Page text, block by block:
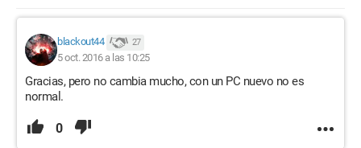
blackout44 27
5 oct. 2016 a las 10:25
Gracias, pero no cambia mucho, con un PC nuevo no es
normal.
0